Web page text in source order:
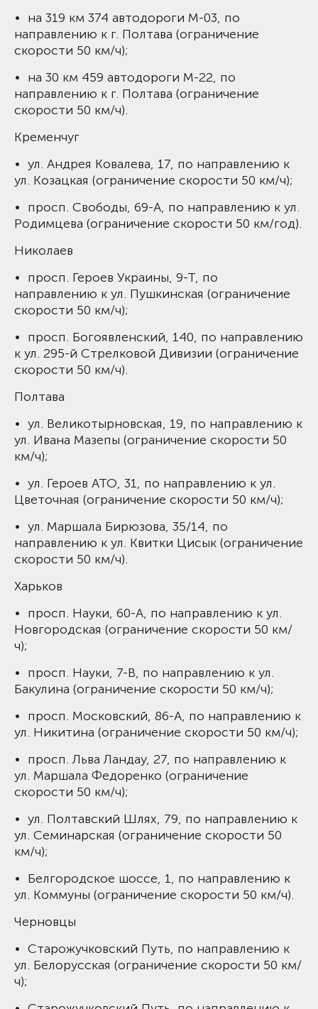
• на 319 км 374 автодороги М-03, по
направлению к г. Полтава (ограничение
скорости 50 км/ч);
• на 30 км 459 автодороги М-22, по
направлению к г. Полтава (ограничение
скорости 50 км/ч).
Кременчуг
• ул. Андрея Ковалева, 17, по направлению к
ул. Козацкая (ограничение скорости 50 км/ч);
• просп. Свободы, 69-А, по направлению к ул.
Родимцева (ограничение скорости 50 км/год).
Николаев
• просп. Героев Украины, 9-Т, по
направлению к ул. Пушкинская (ограничение
скорости 50 км/ч);
• просп. Богоявленский, 140, по направлению
к ул. 295-й Стрелковой Дивизии (ограничение
скорости 50 км/ч).
Полтава
• ул. Великотырновская, 19, по направлению к
ул. Ивана Мазепы (ограничение скорости 50
км/ч);
• ул. Героев АТО, 31, по направлению к ул.
Цветочная (ограничение скорости 50 км/ч);
• ул. Маршала Бирюзова, 35/14, по
направлению к ул. Квитки Цисык (ограничение
скорости 50 км/ч).
Харьков
• просп. Науки, 60-А, по направлению к ул.
Новгородская (ограничение скорости 50 км/
ч);
• просп. Науки, 7-В, по направлению к ул.
Бакулина (ограничение скорости 50 км/ч);
• просп. Московский, 86-А, по направлению к
ул. Никитина (ограничение скорости 50 км/ч);
• просп. Льва Ландау, 27, по направлению к
ул. Маршала Федоренко (ограничение
скорости 50 км/ч);
• ул. Полтавский Шлях, 79, по направлению к
ул. Семинарская (ограничение скорости 50
км/ч);
• Белгородское шоссе, 1, по направлению к
ул. Коммуны (ограничение скорости 50 км/ч).
Черновцы
• Старожучковский Путь, по направлению к
ул. Белорусская (ограничение скорости 50 км/
ч);